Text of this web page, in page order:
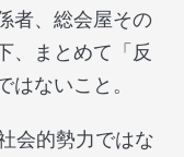
者、総会屋その
、まとめて「反
ないこと。
会的勢力ではな